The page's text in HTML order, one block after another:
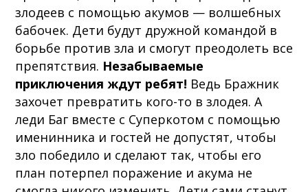
злодеев с помощью акумов — волшебных
бабочек. Дети будут дружной командой в
борьбе против зла и смогут преодолеть все
препятствия. Незабываемые
приключения ждут ребят! Ведь Бражник
захочет превратить кого-то в злодея. А
леди Баг вместе с Суперкотом с помощью
именинника и гостей не допустят, чтобы
зло победило и сделают так, чтобы его
план потерпел поражение и акума не